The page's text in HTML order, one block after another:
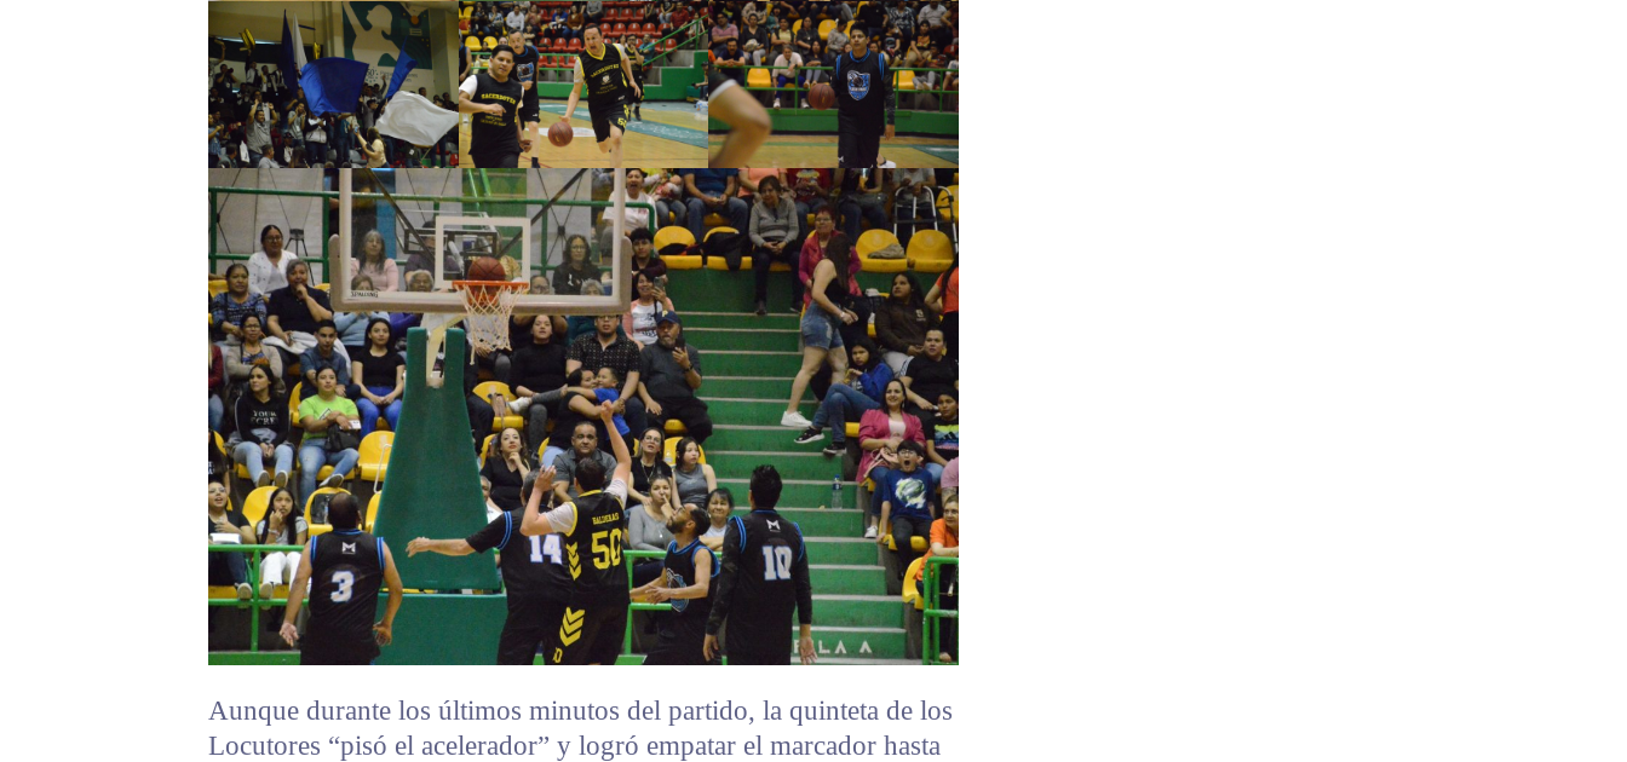
Aunque durante los últimos minutos del partido, la quinteta de los
Locutores “pisó el acelerador” y logró empatar el marcador hasta